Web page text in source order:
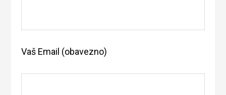
Vaš Email (obavezno)